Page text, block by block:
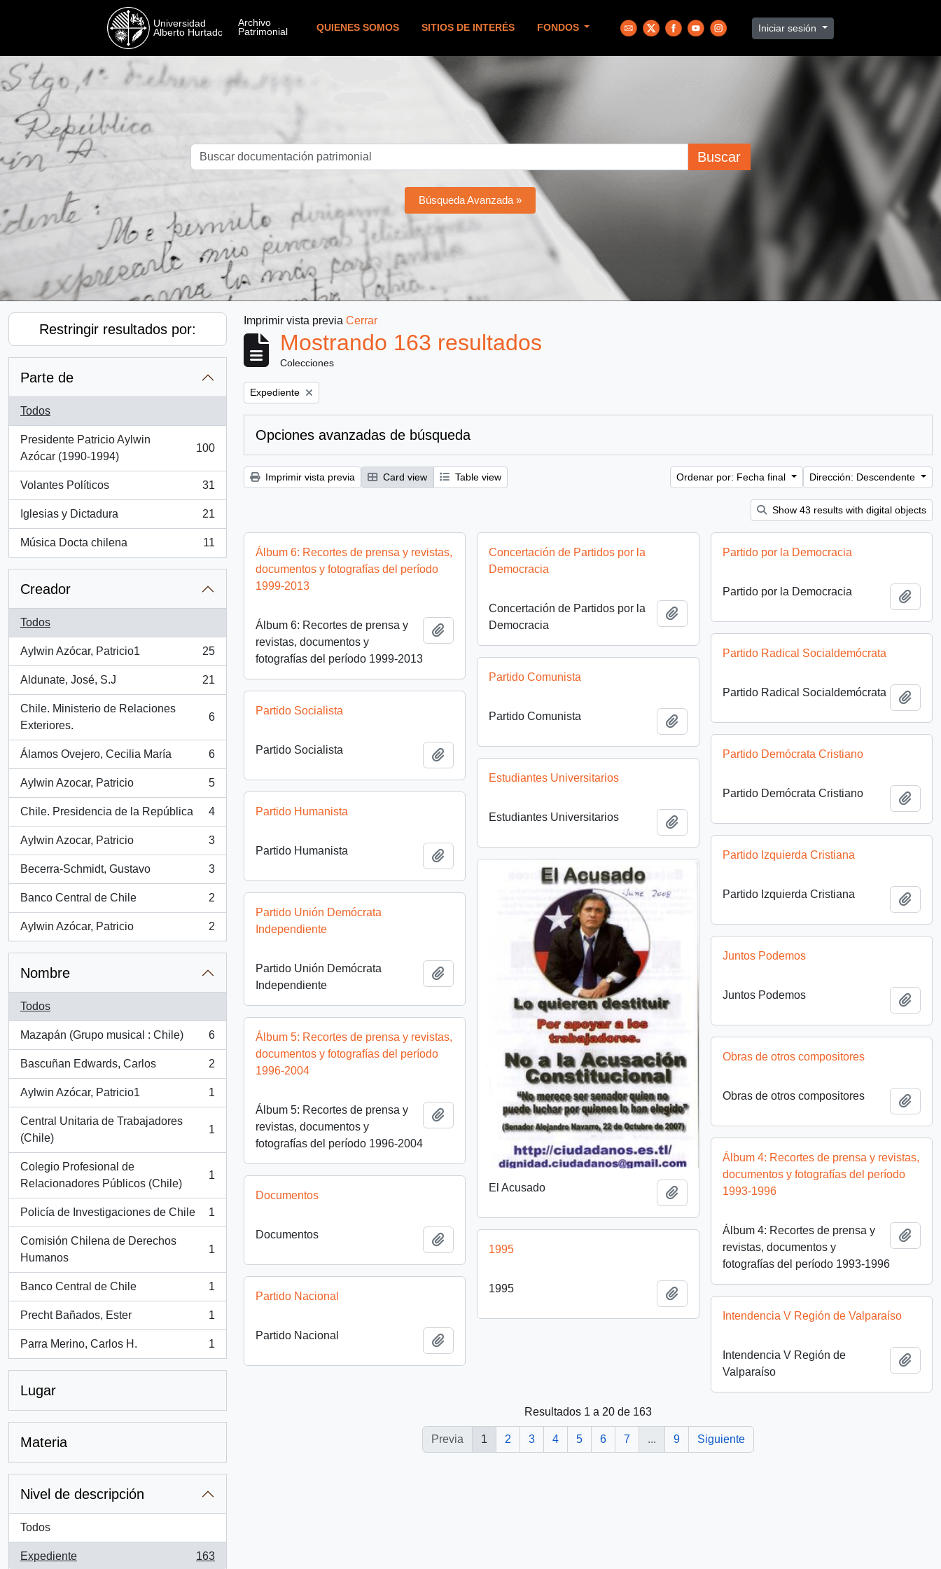
QUIENES SOMOS SITIOS DE INTERÉS FONDOS Iniciar sesión
Buscar
Búsqueda Avanzada »
Restringir resultados por:
Parte de
Todos
Presidente Patricio Aylwin
Azócar (1990-1994)
, 100 resultados
100
Volantes Políticos
, 31 resultados
31
Iglesias y Dictadura
, 21 resultados
21
Música Docta chilena
, 11 resultados
11
Creador
Todos
Aylwin Azócar, Patricio1
, 25 resultados
25
Aldunate, José, S.J
, 21 resultados
21
Chile. Ministerio de Relaciones
Exteriores.
, 6 resultados
6
Álamos Ovejero, Cecilia María
, 6 resultados
6
Aylwin Azocar, Patricio
, 5 resultados
5
Chile. Presidencia de la República
, 4 resultados
4
Aylwin Azocar, Patricio
, 3 resultados
3
Becerra-Schmidt, Gustavo
, 3 resultados
3
Banco Central de Chile
, 2 resultados
2
Aylwin Azócar, Patricio
, 2 resultados
2
Nombre
Todos
Mazapán (Grupo musical : Chile)
, 6 resultados
6
Bascuñan Edwards, Carlos
, 2 resultados
2
Aylwin Azócar, Patricio1
, 1 resultados
1
Central Unitaria de Trabajadores
(Chile)
, 1 resultados
1
Colegio Profesional de
Relacionadores Públicos (Chile)
, 1 resultados
1
Policía de Investigaciones de Chile
, 1 resultados
1
Comisión Chilena de Derechos
Humanos
, 1 resultados
1
Banco Central de Chile
, 1 resultados
1
Precht Bañados, Ester
, 1 resultados
1
Parra Merino, Carlos H.
, 1 resultados
1
Lugar
Materia
Nivel de descripción
Todos
Expediente
, 163 resultados
163
Imprimir vista previa Cerrar
Mostrando 163 resultados
Colecciones
Remove filter:
Expediente
Opciones avanzadas de búsqueda
Imprimir vista previa Card view Table view Ordenar por: Fecha final Dirección: Descendente
Show 43 results with digital objects
Álbum 6: Recortes de prensa y revistas,
documentos y fotografías del período
1999-2013
Álbum 6: Recortes de prensa y
revistas, documentos y
fotografías del período 1999-2013
Añadir al portapapeles
Concertación de Partidos por la
Democracia
Concertación de Partidos por la
Democracia
Añadir al portapapeles
Partido por la Democracia
Partido por la Democracia
Partido Radical Socialdemócrata
Partido Radical Socialdemócrata
Partido Comunista
Partido Comunista Añadir al portapapeles
Partido Socialista
Partido Socialista Partido Demócrata Cristiano
Partido Demócrata Cristiano
Estudiantes Universitarios
Estudiantes Universitarios Añadir al portapapeles
Partido Humanista
Partido Humanista Partido Izquierda Cristiana
Partido Izquierda Cristiana
El Acusado Añadir al portapapeles
Partido Unión Demócrata
Independiente
Partido Unión Demócrata
Independiente
Añadir al portapapeles
Juntos Podemos
Juntos Podemos
Álbum 5: Recortes de prensa y revistas,
documentos y fotografías del período
1996-2004
Álbum 5: Recortes de prensa y
revistas, documentos y
fotografías del período 1996-2004
Añadir al portapapeles
Obras de otros compositores
Obras de otros compositores
Álbum 4: Recortes de prensa y revistas,
documentos y fotografías del período
1993-1996
Álbum 4: Recortes de prensa y
revistas, documentos y
fotografías del período 1993-1996
Documentos
Documentos
1995
1995 Añadir al portapapeles
Partido Nacional
Partido Nacional
Intendencia V Región de Valparaíso
Intendencia V Región de
Valparaíso
Resultados 1 a 20 de 163
Previa 1 2 3 4 5 6 7 ... 9 Siguiente